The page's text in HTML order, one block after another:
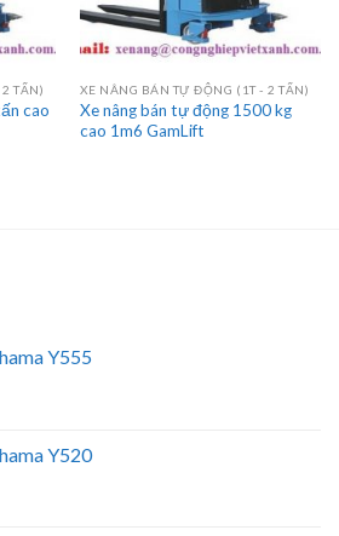
TẤN)
cao
XE NÂNG BÁN TỰ ĐỘNG (1T - 2 TẤN)
Xe nâng bán tự động 1500 kg
cao 1m6 GamLift
Y555
Y520